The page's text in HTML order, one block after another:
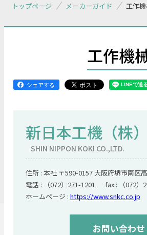
トップページ メーカーガイド 工作
工作機
シェアする
新日本工機（株）
SHIN NIPPON KOKI CO.,LTD.
住所 : 本社 〒590-0157 大阪府堺市南区
電話 : （072）271-1201 fax : （072）
ホームページ : https://www.snkc.co.jp
お問い合わせ